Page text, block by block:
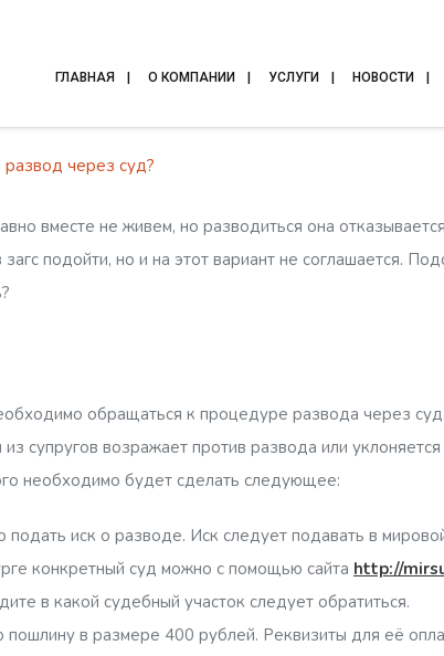
ГЛАВНАЯ О КОМПАНИИ УСЛУГИ НОВОСТИ
через суд?
вместе не живем, но разводиться она
подойти, но и на этот вариант не соглашается.
обращаться к процедуре развода через
супругов возражает против развода или
необходимо будет сделать следующее:
иск о разводе. Иск следует подавать в
конкретный суд можно с помощью сайта http://
в какой судебный участок следует обратиться.
пошлину в размере 400 рублей. Реквизиты для её